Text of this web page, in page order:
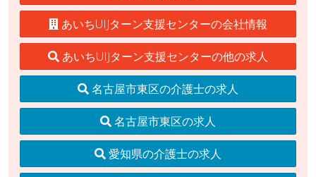
あいちUIJターン支援センターの会社情報
あいちUIJターン支援センターの他の求人
名古屋市東区の介護士の求人
名古屋市東区の求人
愛知県の介護士の求人